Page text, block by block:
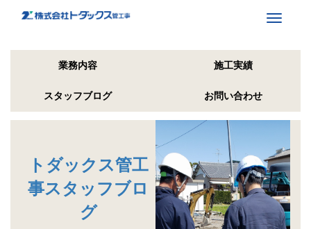
Toggle
業務内容 施工実績
スタッフブログ お問い合わせ
トダックス管工
事スタッフブロ
グ